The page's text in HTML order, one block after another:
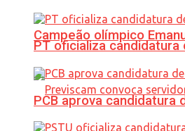
Campeão olímpico
PT oficializa candidatura
PCB aprova candidatura